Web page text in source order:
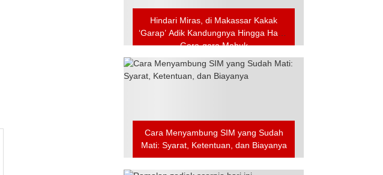
Hindari Miras, di Makassar Kakak
‘Garap’ Adik Kandungnya Hingga Hamil
Gara-gara Mabuk
Cara Menyambung SIM yang Sudah
Mati: Syarat, Ketentuan, dan Biayanya